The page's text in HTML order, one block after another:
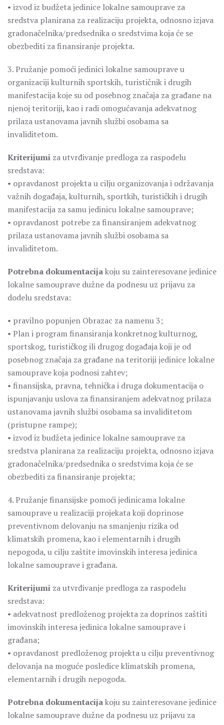
• izvod iz budžeta jedinice lokalne samouprave za
sredstva planirana za realizaciju projekta, odnosno izjava
gradonačelnika/predsednika o sredstvima koja će se
obezbediti za finansiranje projekta.
3. Pružanje pomoći jedinici lokalne samouprave u
organizaciji kulturnih sportskih, turističnik i drugih
manifestacija koje su od posebnog značaja za građane na
njenoj teritoriji, kao i radi omogućavanja adekvatnog
prilaza ustanovama javnih službi osobama sa
invaliditetom.
Kriterijumi za utvrđivanje predloga za raspodelu
sredstava:
• opravdanost projekta u cilju organizovanja i održavanja
važnih događaja, kulturnih, sportkih, turističkih i drugih
manifestacija za samu jedinicu lokalne samouprave;
• opravdanost potrebe za finansiranjem adekvatnog
prilaza ustanovama javnih službi osobama sa
invaliditetom.
Potrebna dokumentacijakoju su zainteresovane jedinice
lokalne samouprave dužne da podnesu uz prijavu za
dodelu sredstava:
• pravilno popunjen Obrazac za namenu 3;
• Plan i program finansiranja konkretnog kulturnog,
sportskog, turističkog ili drugog događaja koji je od
posebnog značaja za građane na teritoriji jedinice lokalne
samouprave koja podnosi zahtev;
• finansijska, pravna, tehnička i druga dokumentacija o
ispunjavanju uslova za finansiranjem adekvatnog prilaza
ustanovama javnih službi osobama sa invaliditetom
(pristupne rampe);
• izvod iz budžeta jedinice lokalne samouprave za
sredstva planirana za realizaciju projekta, odnosno izjava
gradonačelnika/predsednika o sredstvima koja će se
obezbediti za finansiranje projekta;
4. Pružanje finansijske pomoći jedinicama lokalne
samouprave u realizaciji projekata koji doprinose
preventivnom delovanju na smanjenju rizika od
klimatskih promena, kao i elementarnih i drugih
nepogoda, u cilju zaštite imovinskih interesa jedinica
lokalne samouprave i građana.
Kriterijumi za utvrđivanje predloga za raspodelu
sredstava:
• adekvatnost predloženog projekta za doprinos zaštiti
imovinskih interesa jedinica lokalne samouprave i
građana;
• opravdanost predloženog projekta u cilju preventivnog
delovanja na moguće posledice klimatskih promena,
elementarnih i drugih nepogoda.
Potrebna dokumentacijakoju su zainteresovane jedinice
lokalne samouprave dužne da podnesu uz prijavu za